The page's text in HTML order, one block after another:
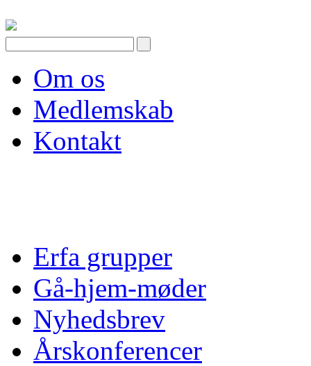
to
content
Om os
Medlemskab
Kontakt
Erfa grupper
Gå-hjem-møder
Nyhedsbrev
Årskonferencer